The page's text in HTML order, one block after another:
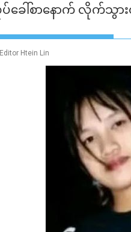
ခေါ်စာနောက် လိုက်သွ
Editor Htein Lin